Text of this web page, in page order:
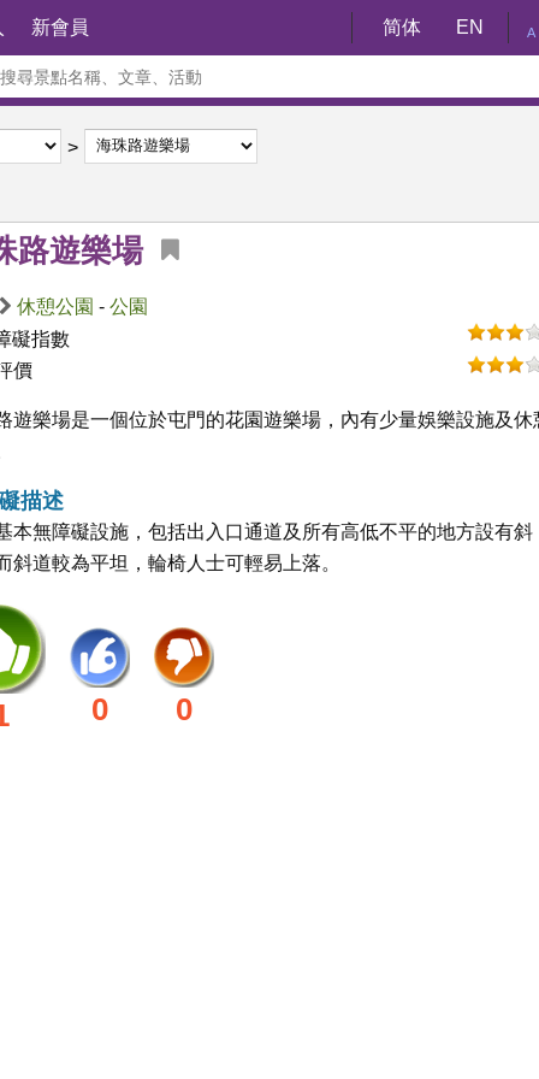
新會員 简体 EN A
路遊樂場
休憩公園 - 公園
礙指數
價
遊樂場是一個位於屯門的花園遊樂場，內有少量娛樂設施及休
描述
本無障礙設施，包括出入口通道及所有高低不平的地方設有斜
斜道較為平坦，輪椅人士可輕易上落。
0 0